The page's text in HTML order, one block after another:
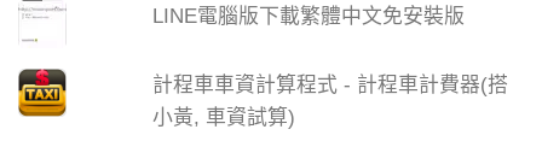
LINE電腦版下載繁體中文免安裝版
計程車車資計算程式 - 計程車計費器(搭
小黃, 車資試算)